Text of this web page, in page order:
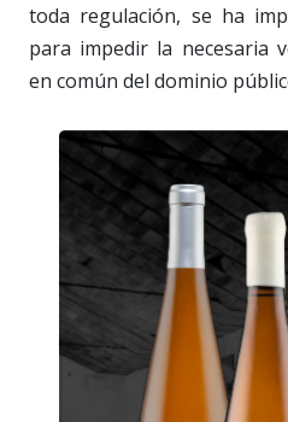
toda regulación, se ha
para impedir la necesaria
en común del dominio